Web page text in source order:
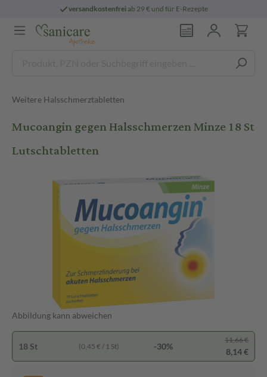
versandkostenfreiab 29 € und für E-Rezepte
Weitere Halsschmerztabletten
Mucoangin gegen Halsschmerzen Minze 18 St
Lutschtabletten
Abbildung kann abweichen
18 St (0,45 € / 1 St) -30%
11,66 €
8,14 €